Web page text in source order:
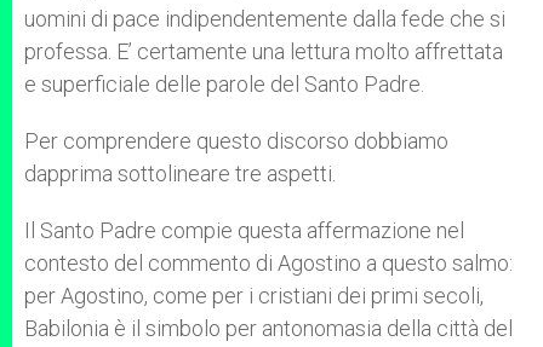
uomini di pace indipendentemente dalla fede che si
professa. E’ certamente una lettura molto affrettata
e superficiale delle parole del Santo Padre.
Per comprendere questo discorso dobbiamo
dapprima sottolineare tre aspetti.
Il Santo Padre compie questa affermazione nel
contesto del commento di Agostino a questo salmo:
per Agostino, come per i cristiani dei primi secoli,
Babilonia è il simbolo per antonomasia della città del